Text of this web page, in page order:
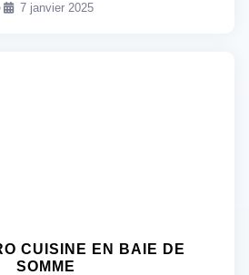
7 janvier 2025
CUISINE EN BAIE DE
SOMME